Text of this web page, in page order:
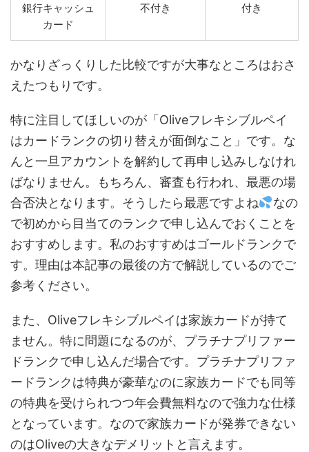
銀行キャッシュ
カード
不付き 付き
かなりざっくりした比較ですが大事なところはおさ
えたつもりです。
特に注目してほしいのが「Oliveフレキシブルペイ
はカードランクの切り替えが面倒なこと」です。な
んと一旦アカウントを解約して再申し込みしなけれ
ばなりません。もちろん、審査も行われ、最悪の場
合否決となります。そうしたら最悪ですよね
なの
で初めから目当てのランクで申し込んでおくことを
おすすめします。私のおすすめはゴールドランクで
す。理由は本記事の最後の方で解説しているのでご
参考ください。
また、Oliveフレキシブルペイは家族カードが持て
ません。特に問題になるのが、プラチナプリファー
ドランクで申し込んだ場合です。プラチナプリファ
ードランクは特典が豪華なのに家族カードでも同等
の特典を受けられつつ年会費無料なので強力な仕様
となっています。なので家族カードが発券できない
のはOliveの大きなデメリットと言えます。